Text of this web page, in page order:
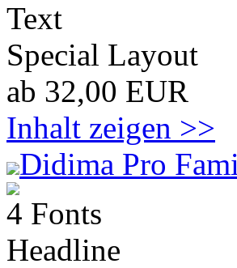
Text
Special Layout
ab 32,00 EUR
Inhalt zeigen >>
Didima Pro
4 Fonts
Headline